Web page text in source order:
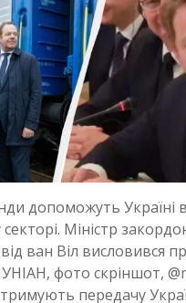
допоможуть Україні в
Міністр
ван Віл висловився
УНІАН, фото скріншот,
передачу